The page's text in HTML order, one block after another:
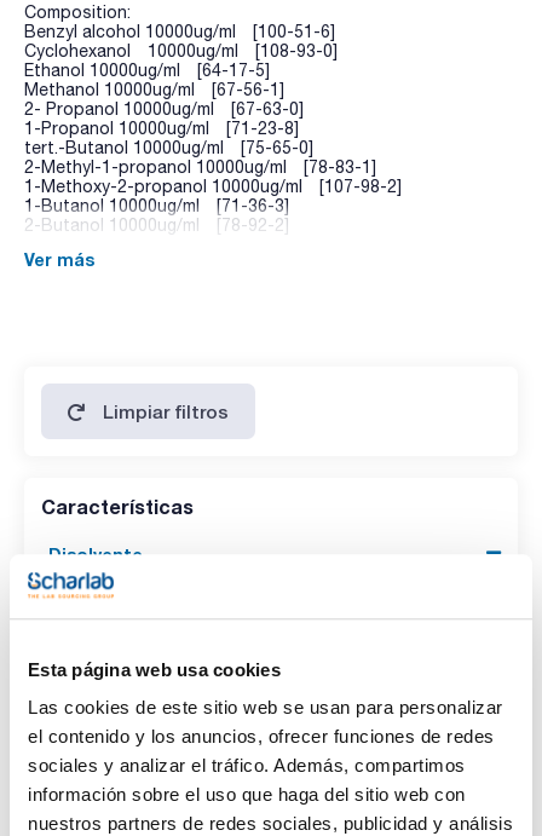
Esta página web usa cookies
Las cookies de este sitio web se usan para personalizar
el contenido y los anuncios, ofrecer funciones de redes
sociales y analizar el tráfico. Además, compartimos
información sobre el uso que haga del sitio web con
nuestros partners de redes sociales, publicidad y análisis
Composition:
Benzyl alcohol 10000ug/ml [100-51-6]
Cyclohexanol 10000ug/ml [108-93-0]
Ethanol 10000ug/ml [64-17-5]
Methanol 10000ug/ml [67-56-1]
2- Propanol 10000ug/ml [67-63-0]
1-Propanol 10000ug/ml [71-23-8]
tert.-Butanol 10000ug/ml [75-65-0]
2-Methyl-1-propanol 10000ug/ml [78-83-1]
1-Methoxy-2-propanol 10000ug/ml [107-98-2]
1-Butanol 10000ug/ml [71-36-3]
2-Butanol 10000ug/ml [78-92-2]
Ver más
Limpiar filtros
Características
Disolvente
Carbon disulfide
Envase
Ampoule
Volumen
1 mL(1)